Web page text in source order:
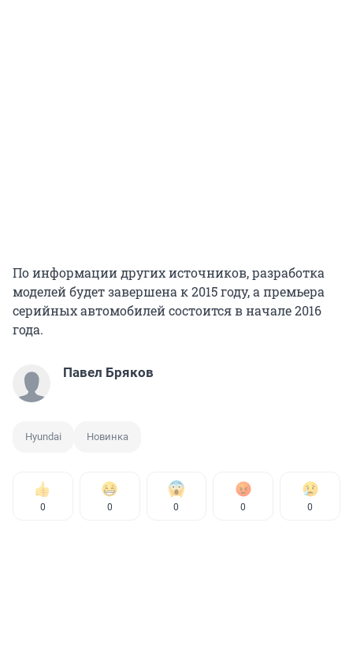
По информации других источников, разработка
моделей будет завершена к 2015 году, а премьера
серийных автомобилей состоится в начале 2016
года.
Павел Бряков
Hyundai Новинка
0 0 0 0 0